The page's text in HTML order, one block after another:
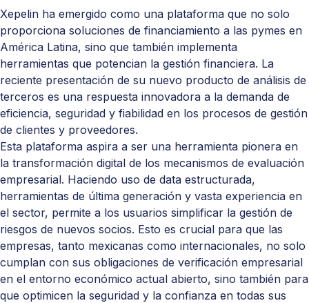
Xepelin ha emergido como una plataforma que no solo
proporciona soluciones de financiamiento a las pymes en
América Latina, sino que también implementa
herramientas que potencian la gestión financiera. La
reciente presentación de su nuevo producto de análisis de
terceros es una respuesta innovadora a la demanda de
eficiencia, seguridad y fiabilidad en los procesos de gestión
de clientes y proveedores.
Esta plataforma aspira a ser una herramienta pionera en
la transformación digital de los mecanismos de evaluación
empresarial. Haciendo uso de data estructurada,
herramientas de última generación y vasta experiencia en
el sector, permite a los usuarios simplificar la gestión de
riesgos de nuevos socios. Esto es crucial para que las
empresas, tanto mexicanas como internacionales, no solo
cumplan con sus obligaciones de verificación empresarial
en el entorno económico actual abierto, sino también para
que optimicen la seguridad y la confianza en todas sus